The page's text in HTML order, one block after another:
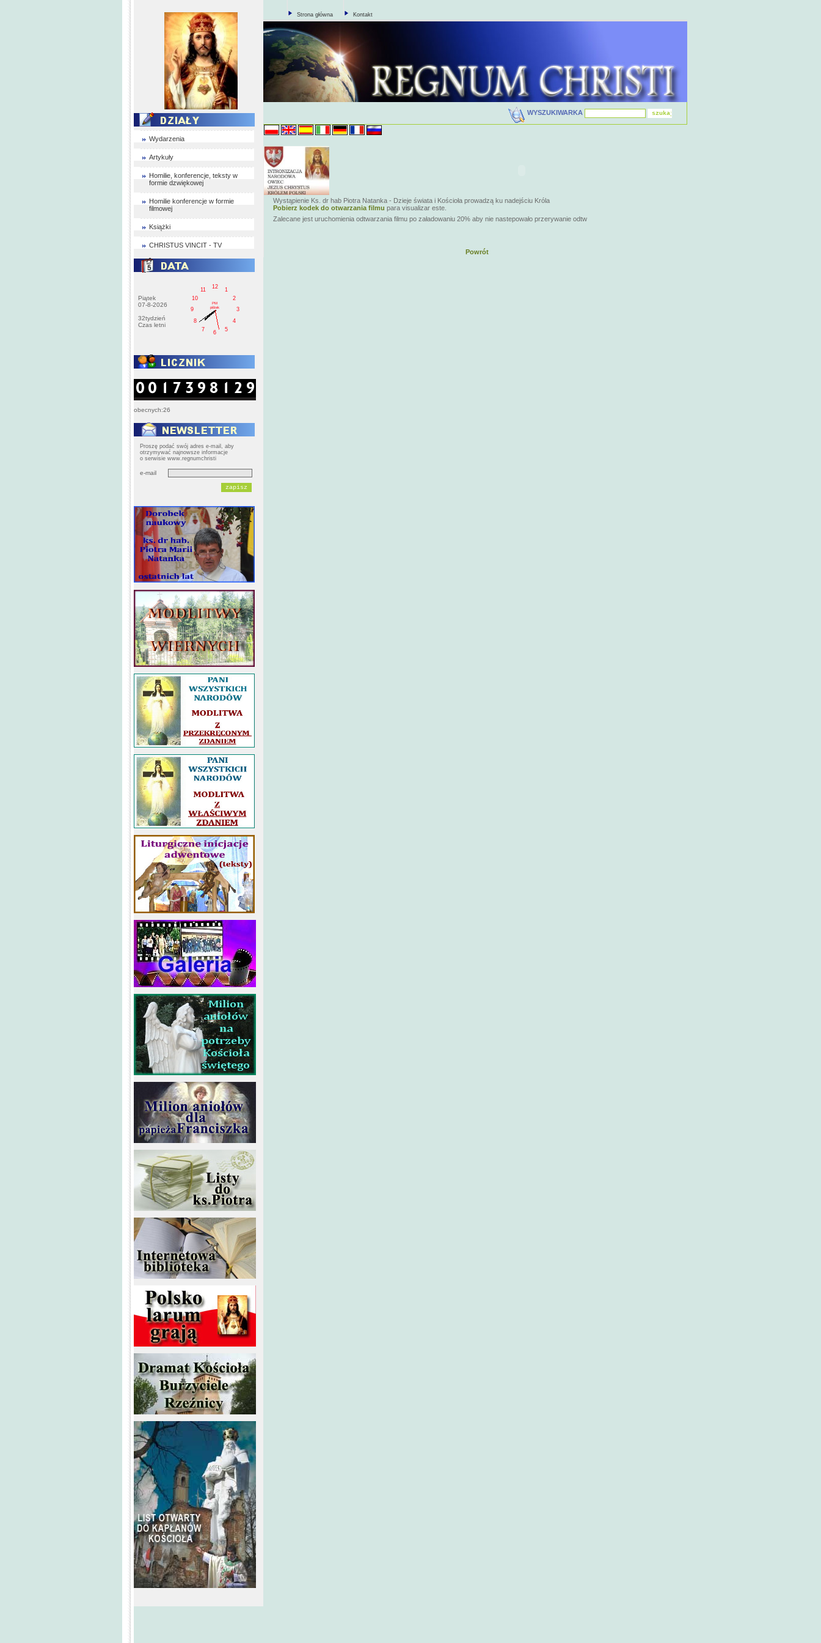
Wydarzenia
Artykuły
Homilie, konferencje, teksty w
formie dzwiękowej
Homilie konferencje w formie
filmowej
Książki
CHRISTUS VINCIT - TV
Piątek
07-8-2026
32tydzień
Czas letni
1
2
3
4
5
6
7
8
9
10
11
12
PM
pištek
obecnych:26
Proszę podać swój adres e-mail, aby
otrzymywać najnowsze informacje
o serwisie www.regnumchristi
e-mail
Strona główna Kontakt
WYSZUKIWARKA
Wystąpienie Ks. dr hab Piotra Natanka - Dzieje świata i Kościoła prowadzą ku nadejściu Króla
Pobierz kodek do otwarzania filmu para visualizar este.
Zalecane jest uruchomienia odtwarzania filmu po załadowaniu 20% aby nie nastepowało przerywanie odtw
Powrót